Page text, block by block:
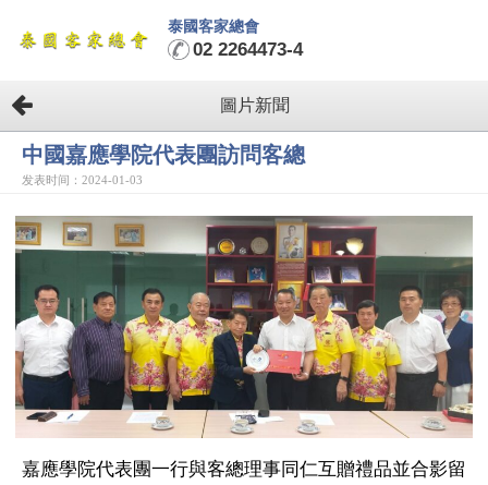
泰國客家總會
02 2264473-4
圖片新聞
中國嘉應學院代表團訪問客總
发表时间：2024-01-03
嘉應學院代表團一行與客總理事同仁互贈禮品並合影留